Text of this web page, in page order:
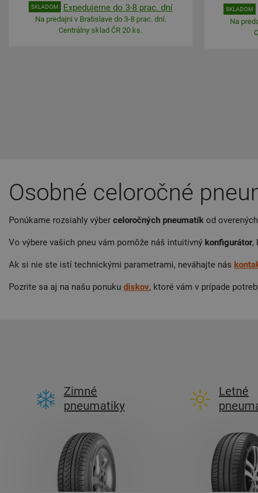
SKLADOM Expedujeme do 3-8 prac. dní
Na predajni v Bratislave do 3-8 prac. dní.
Centrálny sklad ČR 20 ks.
SKLADOM
Na
Osobné celoročné
Ponúkame rozsiahly výber celoročných pneumatík od
Vo výbere vašich pneu vám pomôže náš intuitivný konfigurátor,
Ak si nie ste istí technickými parametrami, neváhajte nás
Pozrite sa aj na našu ponuku diskov, ktoré vám v prípade
Zimné
pneumatiky
Letné